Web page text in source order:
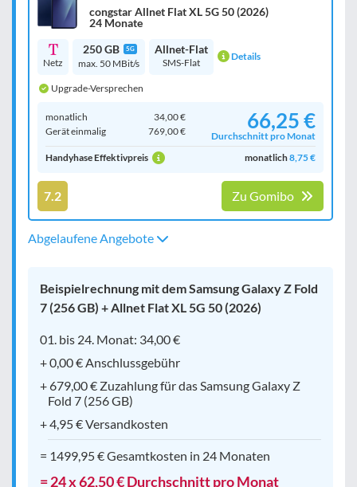
congstar Allnet Flat XL 5G 50 (2026)
24 Monate
Netz
250 GB 5G
max. 50 MBit/s
Allnet-Flat
SMS-Flat Details
Upgrade-Versprechen
monatlich
34,00 €
Gerät einmalig
769,00 € 66,25 €
Durchschnitt pro Monat
Handyhase Effektivpreis
monatlich8,75 €
7.2 Zu Gomibo
Abgelaufene Angebote
Beispielrechnung mit dem Samsung Galaxy Z Fold
7 (256 GB) + Allnet Flat XL 5G 50 (2026)
01. bis 24. Monat: 34,00 €
+ 0,00 € Anschlussgebühr
+ 679,00 € Zuzahlung für das Samsung Galaxy Z
Fold 7 (256 GB)
+ 4,95 € Versandkosten
= 1499,95 € Gesamtkosten in 24 Monaten
= 24 x 62,50 € Durchschnitt pro Monat